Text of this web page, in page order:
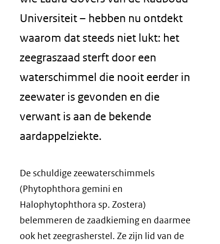
Universiteit – hebben nu ontdekt
waarom dat steeds niet lukt: het
zeegraszaad sterft door een
waterschimmel die nooit eerder in
zeewater is gevonden en die
verwant is aan de bekende
aardappelziekte.
De schuldige zeewaterschimmels
(Phytophthora gemini en
Halophytophthora sp. Zostera)
belemmeren de zaadkieming en daarmee
ook het zeegrasherstel. Ze zijn lid van de